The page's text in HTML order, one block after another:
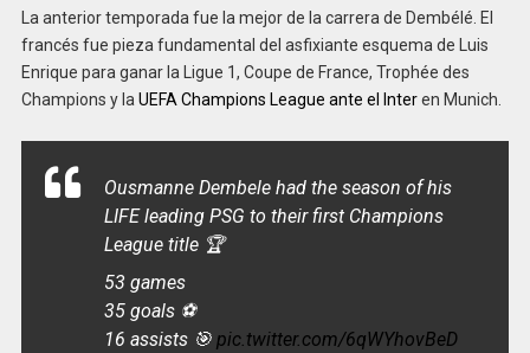
La anterior temporada fue la mejor de la carrera de Dembélé. El
francés fue pieza fundamental del asfixiante esquema de Luis
Enrique para ganar la Ligue 1, Coupe de France, Trophée des
Champions y la UEFA Champions League ante el Interen Munich.
Ousmanne Dembele had the season of his
LIFE leading PSG to their first Champions
League title 🏆
53 games
35 goals ⚽️
16 assists 🎯 pic.twitter.com/6qWYhovBeD